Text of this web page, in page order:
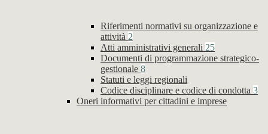
Riferimenti normativi su organizzazione e
attività 2
Atti amministrativi generali 25
Documenti di programmazione strategico-
gestionale 8
Statuti e leggi regionali
Codice disciplinare e codice di condotta 3
Oneri informativi per cittadini e imprese